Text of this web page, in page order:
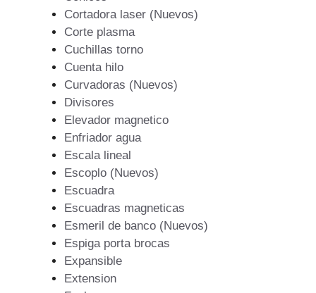
Cortadora laser (Nuevos)
Corte plasma
Cuchillas torno
Cuenta hilo
Curvadoras (Nuevos)
Divisores
Elevador magnetico
Enfriador agua
Escala lineal
Escoplo (Nuevos)
Escuadra
Escuadras magneticas
Esmeril de banco (Nuevos)
Espiga porta brocas
Expansible
Extension